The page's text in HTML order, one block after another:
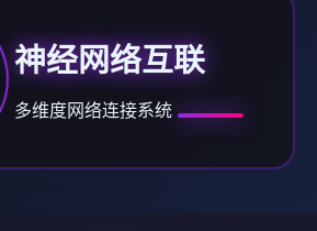
神经网络互联
多维度网络连接系统